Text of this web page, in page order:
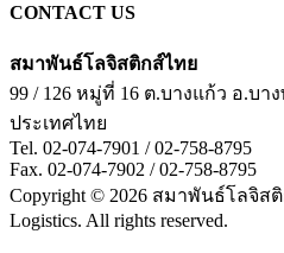
CONTACT US
สมาพันธ์โลจิสติกส์ไทย
99 / 126 หมู่ที่ 16 ต.บางแก้ว อ.บา
ประเทศไทย
Tel. 02-074-7901 / 02-758-8795
Fax. 02-074-7902 / 02-758-8795
Copyright © 2026 สมาพันธ์โลจิสติ
Logistics. All rights reserved.